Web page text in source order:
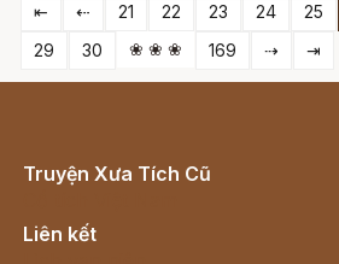
⇤ ⇠ 21 22 23 24 25
29
30 ❀ ❀ ❀ 169 ⇢ ⇥
Truyện Xưa Tích Cũ
Liên kết